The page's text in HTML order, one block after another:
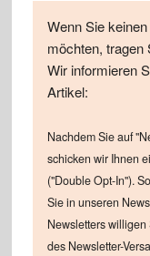
Wenn Sie
möchten, tragen
Wir informieren
Artikel:
Nachdem Sie auf
schicken wir Ihnen
("Double Opt-In").
Sie in unseren
Newsletters
des Newsletter-